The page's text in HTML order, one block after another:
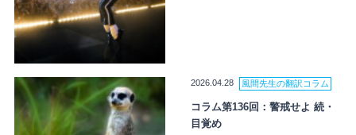
2026.04.28 風間先生の翻訳コラム
コラム第136回：警戒せよ 続・
目覚め